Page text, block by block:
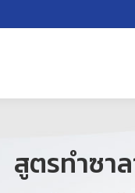
สูตรทำซา